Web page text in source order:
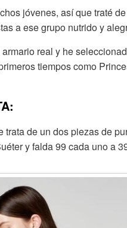
jóvenes, así que traté de
a ese grupo nutrido y
real y he
tiempos como
trata de un dos piezas de
y falda 99 cada uno a